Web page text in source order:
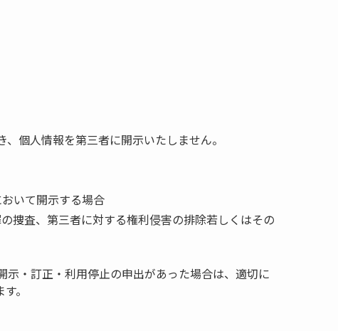
個人情報を第三者に開示いたしません。
いて開示する場合
捜査、第三者に対する権利侵害の排除若しくはその
・訂正・利用停止の申出があった場合は、適切に
。